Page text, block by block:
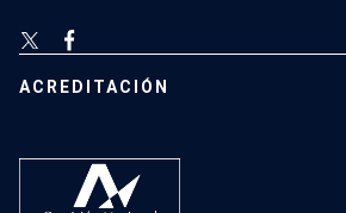
ACREDITACIÓN